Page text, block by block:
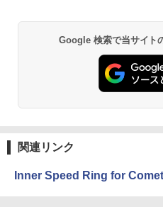
Google 検索で当サイト
関連リンク
Inner Speed Ring for